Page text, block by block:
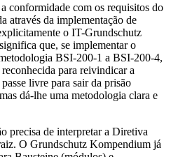
a conformidade com os requisitos do
através da implementação de
o IT-Grundschutz
que, se implementar o
BSI-200-1 a BSI-200-4,
para reivindicar a
livre para sair da prisão
dá-lhe uma metodologia clara e
precisa de interpretar a Diretiva
O Grundschutz Kompendium já